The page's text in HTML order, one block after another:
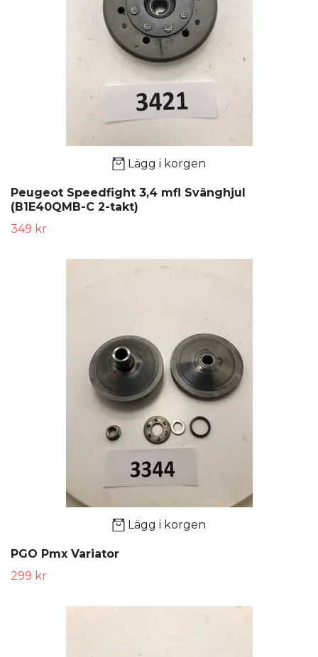
Lägg i korgen
Peugeot Speedfight 3,4 mfl Svänghjul
(B1E40QMB-C 2-takt)
349 kr
Lägg i korgen
PGO Pmx Variator
299 kr